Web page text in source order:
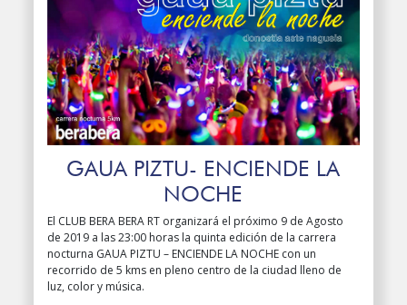
GAUA PIZTU- ENCIENDE LA
NOCHE
El CLUB BERA BERA RT organizará el próximo 9 de Agosto
de 2019 a las 23:00 horas la quinta edición de la carrera
nocturna GAUA PIZTU – ENCIENDE LA NOCHE con un
recorrido de 5 kms en pleno centro de la ciudad lleno de
luz, color y música.